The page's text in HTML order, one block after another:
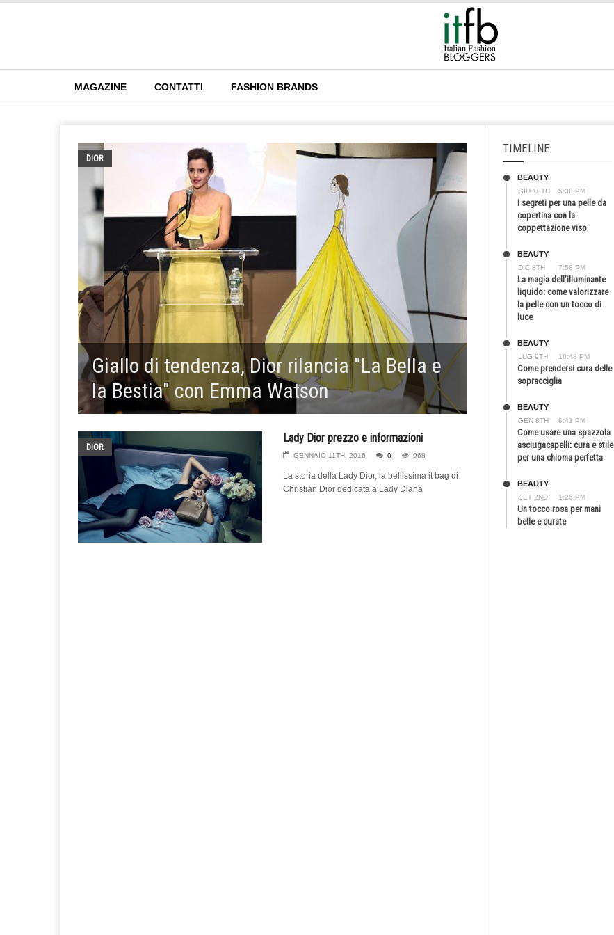
MAGAZINE CONTATTI FASHION BRANDS
Giallo di tendenza, Dior rilancia "La Bella e
la Bestia" con Emma Watson
DIOR
DIOR
Lady Dior prezzo e informazioni
GENNAIO 11TH, 2016 0 968
La storia della Lady Dior, la bellissima it bag di
Christian Dior dedicata a Lady Diana
TIMELINE
GIU 10TH 5:38 PM
BEAUTY
I segreti per una pelle da
copertina con la
coppettazione viso
DIC 8TH 7:56 PM
BEAUTY
La magia dell’illuminante
liquido: come valorizzare
la pelle con un tocco di
luce
LUG 9TH 10:48 PM
BEAUTY
Come prendersi cura delle
sopracciglia
GEN 8TH 6:41 PM
BEAUTY
Come usare una spazzola
asciugacapelli: cura e stile
per una chioma perfetta
SET 2ND 1:25 PM
BEAUTY
Un tocco rosa per mani
belle e curate